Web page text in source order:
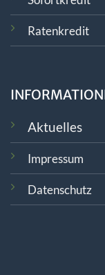
Ratenkredit
Aktuelles
Impressum
Datenschutz